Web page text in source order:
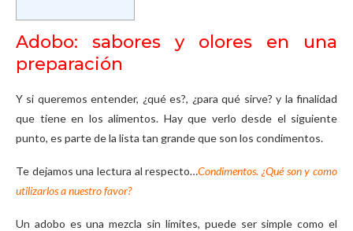
Adobo: sabores y olores en una
preparación
Y si queremos entender, ¿qué es?, ¿para qué sirve? y la finalidad
que tiene en los alimentos. Hay que verlo desde el siguiente
punto, es parte de la lista tan grande que son los condimentos.
Te dejamos una lectura al respecto…Condimentos. ¿Qué son y como
utilizarlos a nuestro favor?
Un adobo es una mezcla sin límites, puede ser simple como el